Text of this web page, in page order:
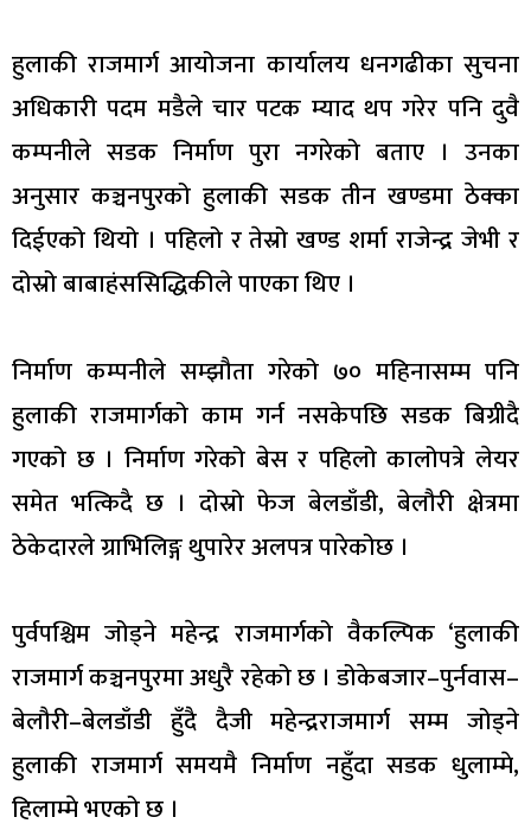
हुलाकी राजमार्ग आयोजना कार्यालय धनगढीका सुचना
अधिकारी पदम मडैले चार पटक म्याद थप गरेर पनि दुवै
कम्पनीले सडक निर्माण पुरा नगरेको बताए । उनका
अनुसार कञ्चनपुरको हुलाकी सडक तीन खण्डमा ठेक्का
दिईएको थियो । पहिलो र तेस्रो खण्ड शर्मा राजेन्द्र जेभी र
दोस्रो बाबाहंससिद्धिकीले पाएका थिए ।
निर्माण कम्पनीले सम्झौता गरेको ७० महिनासम्म पनि
हुलाकी राजमार्गको काम गर्न नसकेपछि सडक बिग्रीदै
गएको छ । निर्माण गरेको बेस र पहिलो कालोपत्रे लेयर
समेत भत्किदै छ । दोस्रो फेज बेलडाँडी, बेलौरी क्षेत्रमा
ठेकेदारले ग्राभिलिङ्ग थुपारेर अलपत्र पारेकोछ ।
पुर्वपश्चिम जोड्ने महेन्द्र राजमार्गको वैकल्पिक ‘हुलाकी
राजमार्ग कञ्चनपुरमा अधुरै रहेको छ । डोकेबजार–पुर्नवास–
बेलौरी–बेलडाँडी हुँदै दैजी महेन्द्रराजमार्ग सम्म जोड्ने
हुलाकी राजमार्ग समयमै निर्माण नहुँदा सडक धुलाम्मे,
हिलाम्मे भएको छ ।